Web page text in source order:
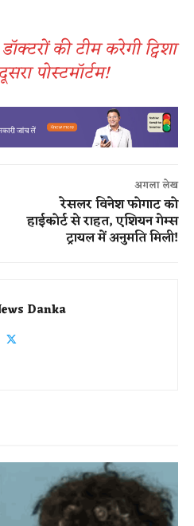
की टीम करेगी ट्विशा
पोस्टमॉर्टम!
अगला लेख
रेसलर विनेश फोगाट को
हाईकोर्ट से राहत, एशियन गेम्स
ट्रायल में अनुमति मिली!
Danka